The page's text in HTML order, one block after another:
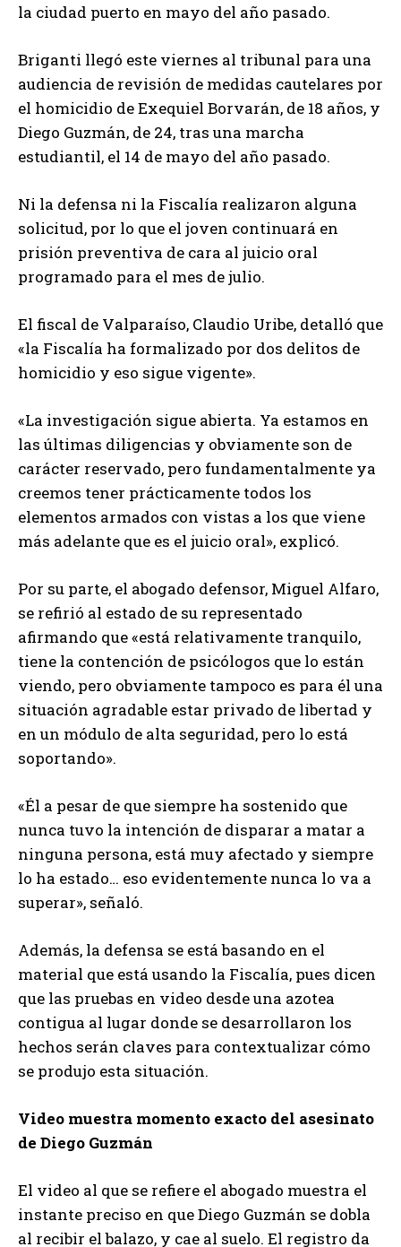
la ciudad puerto en mayo del año pasado.
Briganti llegó este viernes al tribunal para una
audiencia de revisión de medidas cautelares por
el homicidio de Exequiel Borvarán, de 18 años, y
Diego Guzmán, de 24, tras una marcha
estudiantil, el 14 de mayo del año pasado.
Ni la defensa ni la Fiscalía realizaron alguna
solicitud, por lo que el joven continuará en
prisión preventiva de cara al juicio oral
programado para el mes de julio.
El fiscal de Valparaíso, Claudio Uribe, detalló que
«la Fiscalía ha formalizado por dos delitos de
homicidio y eso sigue vigente».
«La investigación sigue abierta. Ya estamos en
las últimas diligencias y obviamente son de
carácter reservado, pero fundamentalmente ya
creemos tener prácticamente todos los
elementos armados con vistas a los que viene
más adelante que es el juicio oral», explicó.
Por su parte, el abogado defensor, Miguel Alfaro,
se refirió al estado de su representado
afirmando que «está relativamente tranquilo,
tiene la contención de psicólogos que lo están
viendo, pero obviamente tampoco es para él una
situación agradable estar privado de libertad y
en un módulo de alta seguridad, pero lo está
soportando».
«Él a pesar de que siempre ha sostenido que
nunca tuvo la intención de disparar a matar a
ninguna persona, está muy afectado y siempre
lo ha estado… eso evidentemente nunca lo va a
superar», señaló.
Además, la defensa se está basando en el
material que está usando la Fiscalía, pues dicen
que las pruebas en video desde una azotea
contigua al lugar donde se desarrollaron los
hechos serán claves para contextualizar cómo
se produjo esta situación.
Video muestra momento exacto del asesinato
de Diego Guzmán
El video al que se refiere el abogado muestra el
instante preciso en que Diego Guzmán se dobla
al recibir el balazo, y cae al suelo. El registro da